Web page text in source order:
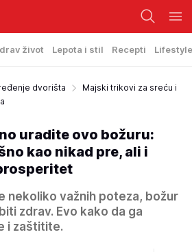
život Lepota i stil Recepti Lifestyle
dvorišta
Majski trikovi za sreću i
uradite ovo božuru:
kao nikad pre, ali i
nekoliko važnih poteza, božur
zdrav. Evo kako da ga
i zaštitite.